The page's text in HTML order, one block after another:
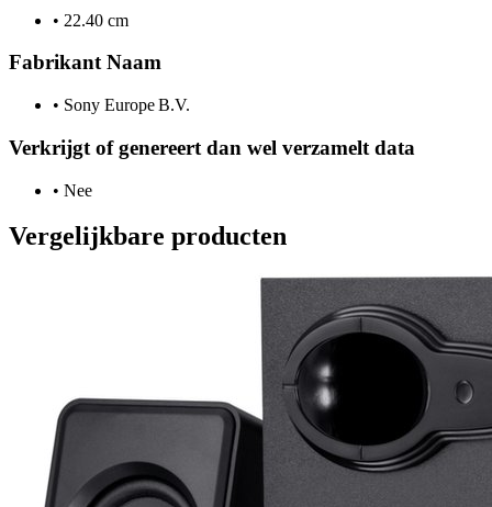
• 22.40 cm
Fabrikant Naam
• Sony Europe B.V.
Verkrijgt of genereert dan wel verzamelt data
• Nee
Vergelijkbare producten